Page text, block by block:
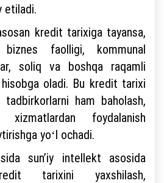
etiladi.
kredit tarixiga tayansa,
faolligi, kommunal
soliq va boshqa raqamli
hisobga oladi. Bu kredit tarixi
tadbirkorlarni ham baholash,
foydalanish
yoʻl ochadi.
sunʼiy intellekt asosida
tarixini yaxshilash,